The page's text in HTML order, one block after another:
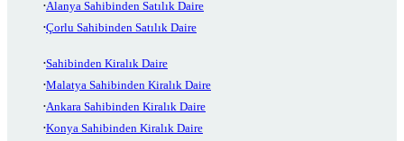
Alanya Sahibinden Satılık Daire
Çorlu Sahibinden Satılık Daire
Sahibinden Kiralık Daire
Malatya Sahibinden Kiralık Daire
Ankara Sahibinden Kiralık Daire
Konya Sahibinden Kiralık Daire